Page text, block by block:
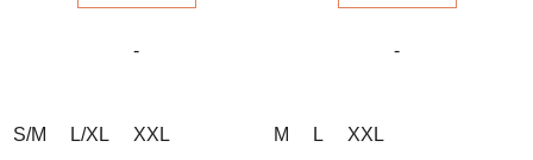
hviezdičiek.
-
S/M L/XL XXL
hviezdičiek.
-
M L XXL